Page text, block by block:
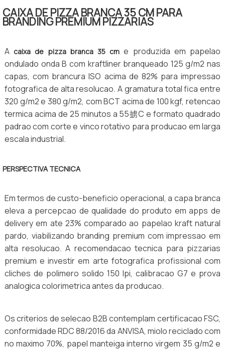
CAIXA DE PIZZA BRANCA 35 CM PARA
BRANDING PREMIUM PIZZARIAS
Acaixa de pizza branca 35 cm e produzida em papelao
ondulado onda B com kraftliner branqueado 125 g/m2 nas
capas, com brancura ISO acima de 82% para impressao
fotografica de alta resolucao. A gramatura total fica entre
320 g/m2 e 380 g/m2, com BCT acima de 100 kgf, retencao
termica acima de 25 minutos a 55掳C e formato quadrado
padrao com corte e vinco rotativo para producao em larga
escala industrial.
PERSPECTIVA TECNICA
Em termos de custo-beneficio operacional, a capa branca
eleva a percepcao de qualidade do produto em apps de
delivery em ate 23% comparado ao papelao kraft natural
pardo, viabilizando branding premium com impressao em
alta resolucao. A recomendacao tecnica para pizzarias
premium e investir em arte fotografica profissional com
cliches de polimero solido 150 lpi, calibracao G7 e prova
analogica colorimetrica antes da producao.
Os criterios de selecao B2B contemplam certificacao FSC,
conformidade RDC 88/2016 da ANVISA, miolo reciclado com
no maximo 70%, papel manteiga interno virgem 35 g/m2 e